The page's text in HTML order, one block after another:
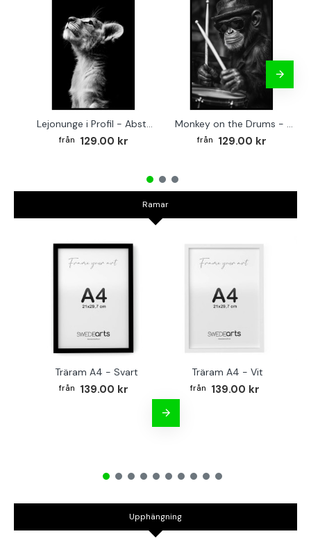
Lejonunge i Profil - Abstrakt poster i svartvitt
129.00 kr
Monkey on the Drums - Trendig poster
129.00 kr
Ramar
Träram A4 - Svart
139.00 kr
Träram A4 - Vit
139.00 kr
Upphängning